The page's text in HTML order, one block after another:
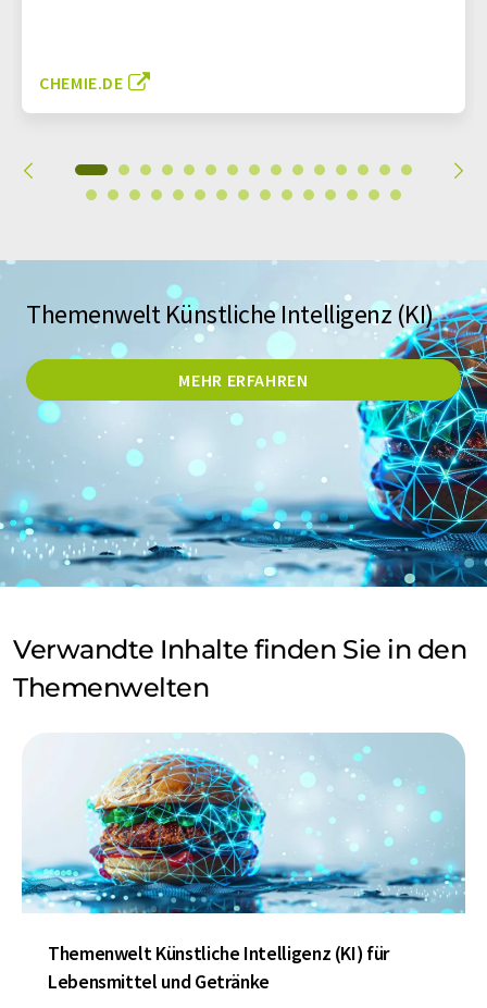
CHEMIE.DE
Themenwelt Künstliche Intelligenz (KI)
MEHR ERFAHREN
Verwandte Inhalte finden Sie in den
Themenwelten
Themenwelt Künstliche Intelligenz (KI) für
Lebensmittel und Getränke